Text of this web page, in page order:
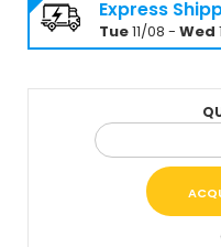
Express
Tue11/08 - Wed